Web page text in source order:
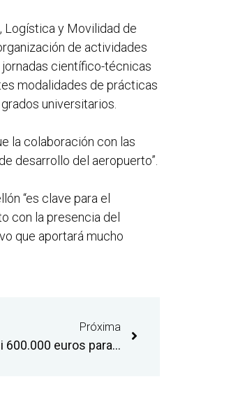
Logística y Movilidad de
de actividades
científico-técnicas
modalidades de prácticas
universitarios.
la colaboración con las
desarrollo del aeropuerto”.
“es clave para el
con la presencia del
que aportará mucho
Próxima
El aeropuerto impulsa inversiones por casi 600.000 euros para avanzar en su diversificación